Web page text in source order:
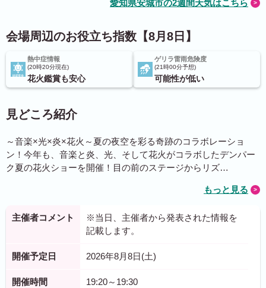
愛知県安城市の2週間天気はこちら
会場周辺のお役立ち指数【8月8日】
熱中症情報
20時20分現在
花火鑑賞も安心
ゲリラ雷雨危険度
21時00分予想
可能性が低い
見どころ紹介
～音楽×光×炎×花火～夏の夜空を彩る奇跡のコラボレーショ
ン！今年も、音楽と炎、光、そして花火がコラボしたデンパー
ク夏の花火ショーを開催！目の前のステージからリズ…
もっと見る
主催者コメント
※当日、主催者から発表された情報を
記載します。
開催予定日 2026年8月8日(土)
開催時間 19:20～19:30